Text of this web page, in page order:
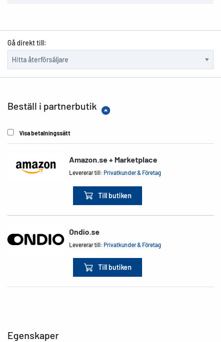
Gå direkt till:
Beställ i partnerbutik
Visa betalningssätt
Amazon.se + Marketplace
Levererar till:Privatkunder & Företag
Till butiken
Ondio.se
Levererar till:Privatkunder & Företag
Till butiken
Egenskaper